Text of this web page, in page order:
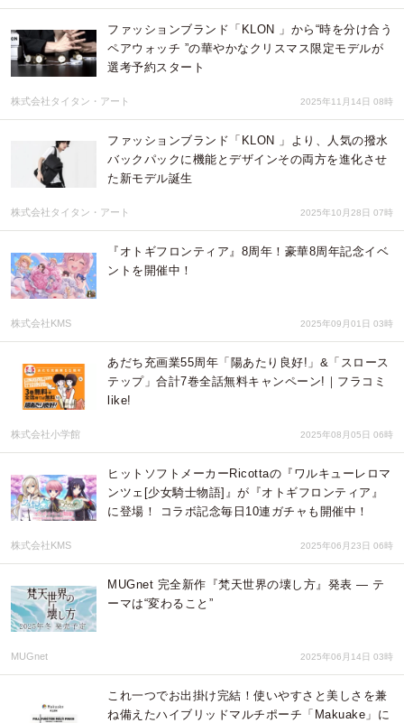
ファッションブランド「KLON 」から“時を分け合う
ペアウォッチ ”の華やかなクリスマス限定モデルが
選考予約スタート
株式会社タイタン・アート 2025年11月14日 08時
ファッションブランド「KLON 」より、人気の撥水
バックパックに機能とデザインその両方を進化させ
た新モデル誕生
株式会社タイタン・アート 2025年10月28日 07時
『オトギフロンティア』8周年！豪華8周年記念イベ
ントを開催中！
株式会社KMS 2025年09月01日 03時
あだち充画業55周年「陽あたり良好!」&「スロース
テップ」合計7巻全話無料キャンペーン!｜フラコミ
like!
株式会社小学館 2025年08月05日 06時
ヒットソフトメーカーRicottaの『ワルキューレロマ
ンツェ[少女騎士物語]』が『オトギフロンティア』
に登場！ コラボ記念毎日10連ガチャも開催中！
株式会社KMS 2025年06月23日 06時
MUGnet 完全新作『梵天世界の壊し方』発表 ― テ
ーマは“変わること”
MUGnet 2025年06月14日 03時
これ一つでお出掛け完結！使いやすさと美しさを兼
ね備えたハイブリッドマルチポーチ「Makuake」に